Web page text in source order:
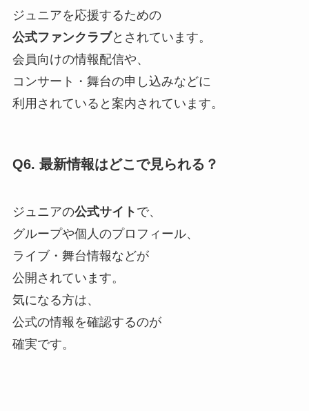
ジュニアを応援するための
公式ファンクラブとされています。
会員向けの情報配信や、
コンサート・舞台の申し込みなどに
利用されていると案内されています。
Q6. 最新情報はどこで見られる？
ジュニアの公式サイト で、
グループや個人のプロフィール、
ライブ・舞台情報などが
公開されています。
気になる方は、
公式の情報を確認するのが
確実です。